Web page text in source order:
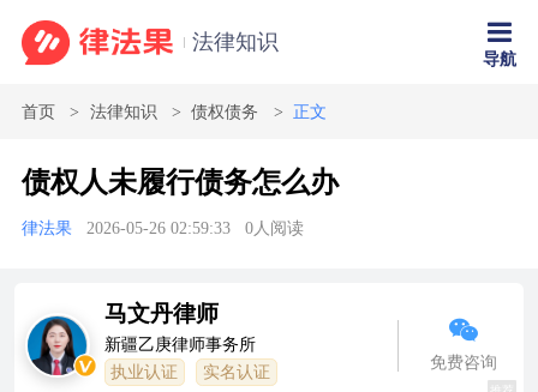
法律知识
导航
首页 法律知识 债权债务 正文
债权人未履行债务怎么办
律法果 2026-05-26 02:59:33 0人阅读
马文丹律师
新疆乙庚律师事务所
执业认证 实名认证
免费咨询